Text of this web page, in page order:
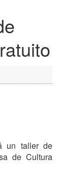
un taller de
de Cultura